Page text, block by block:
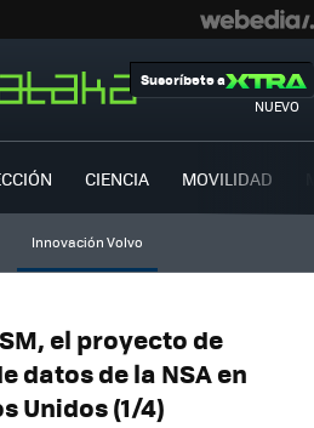
NUEVO
Suscríbete a
CIENCIA MOVILIDAD
Innovación Volvo
el proyecto de
datos de la NSA en
Unidos (1/4)